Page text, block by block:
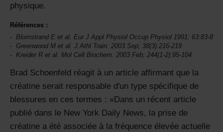
physique.
Références :
Blomstrand E et al. Eur J Appl Physiol Occup Physiol 1991; 63:83-8
Greenwood M et al. J Athl Train. 2003 Sep; 38(3):216-219
Kreider R et al. Mol Cell Biochem. 2003 Feb; 244(1-2):95-104
Brad Schoenfeld réagit à un article affirmant que la
créatine serait responsable d'un type spécifique de
blessures en ces termes :
Dans un récent article
publié dans le New York Daily News, la prise de
créatine a été associée à la fréquence élevée actuelle